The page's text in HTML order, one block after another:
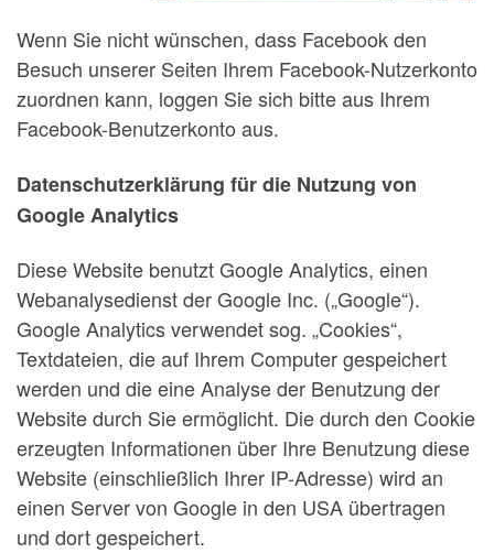
Wenn Sie nicht wünschen, dass Facebook den
Besuch unserer Seiten Ihrem Facebook-Nutzerkonto
zuordnen kann, loggen Sie sich bitte aus Ihrem
Facebook-Benutzerkonto aus.
Datenschutzerklärung für die Nutzung von
Google Analytics
Diese Website benutzt Google Analytics, einen
Webanalysedienst der Google Inc. („Google“).
Google Analytics verwendet sog. „Cookies“,
Textdateien, die auf Ihrem Computer gespeichert
werden und die eine Analyse der Benutzung der
Website durch Sie ermöglicht. Die durch den Cookie
erzeugten Informationen über Ihre Benutzung diese
Website (einschließlich Ihrer IP-Adresse) wird an
einen Server von Google in den USA übertragen
und dort gespeichert.